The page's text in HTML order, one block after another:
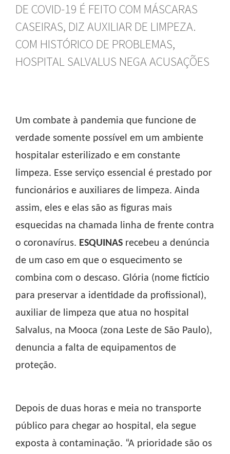
DE COVID-19 É FEITO COM MÁSCARAS
CASEIRAS, DIZ AUXILIAR DE LIMPEZA.
COM HISTÓRICO DE PROBLEMAS,
HOSPITAL SALVALUS NEGA ACUSAÇÕES
Um combate à pandemia que funcione de
verdade somente possível em um ambiente
hospitalar esterilizado e em constante
limpeza. Esse serviço essencial é prestado por
funcionários e auxiliares de limpeza. Ainda
assim, eles e elas são as figuras mais
esquecidas na chamada linha de frente contra
o coronavírus. ESQUINAS recebeu a denúncia
de um caso em que o esquecimento se
combina com o descaso. Glória (nome fictício
para preservar a identidade da profissional),
auxiliar de limpeza que atua no hospital
Salvalus, na Mooca (zona Leste de São Paulo),
denuncia a falta de equipamentos de
proteção.
Depois de duas horas e meia no transporte
público para chegar ao hospital, ela segue
exposta à contaminação. “A prioridade são os